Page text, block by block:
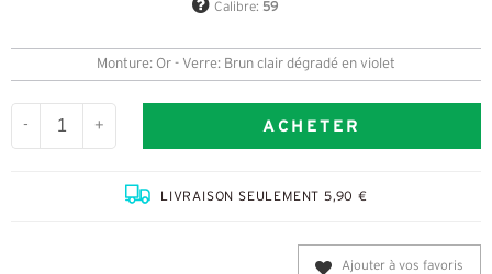
Calibre: 59
Monture: Or - Verre: Brun clair dégradé en violet
- + ACHETER
LIVRAISON SEULEMENT 5,90 €
Ajouter à vos favoris